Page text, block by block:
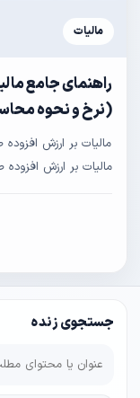
جستجوی زنده
مالیات
(نرخ و نحوه
مالیات بر ارزش افزوده طلا در سال